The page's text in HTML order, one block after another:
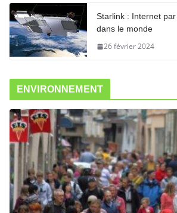
Starlink : Internet
dans le monde
26 février 2024
ENVIRONNEMENT